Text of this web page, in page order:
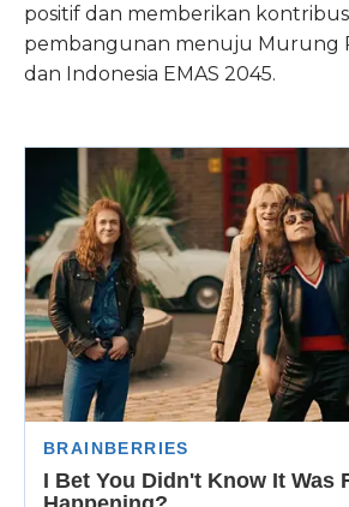
positif dan memberikan
pembangunan menuju Murung
dan Indonesia EMAS 2045.